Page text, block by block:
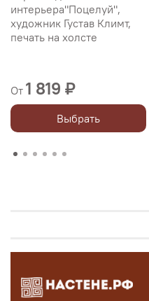
интерьера"Поцелуй",
художник Густав Климт,
печать на холсте
От 1 819 ₽
Выбрать